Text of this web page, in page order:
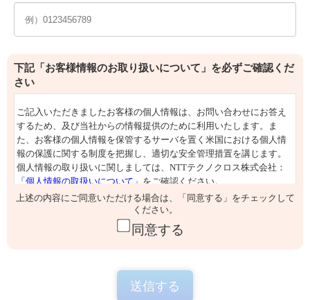
下記「お客様情報のお取り扱いについて」を必ずご確認くだ
さい
上述の内容にご同意いただける場合は、「同意する」をチェックして
ください。
同意する